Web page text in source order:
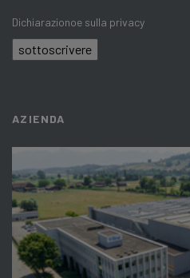
Dichiarazionoe sulla privacy
sottoscrivere
AZIENDA